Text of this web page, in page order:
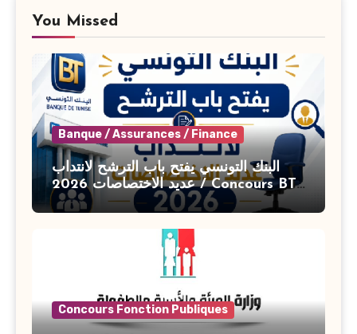
You Missed
Banque / Assurances / Finance
البنك التونسي يفتح باب الترشح لانتداب
عديد الاختصاصات 2026 / Concours BT
Banque de Tunisie 2026
Concours Fonction Publiques